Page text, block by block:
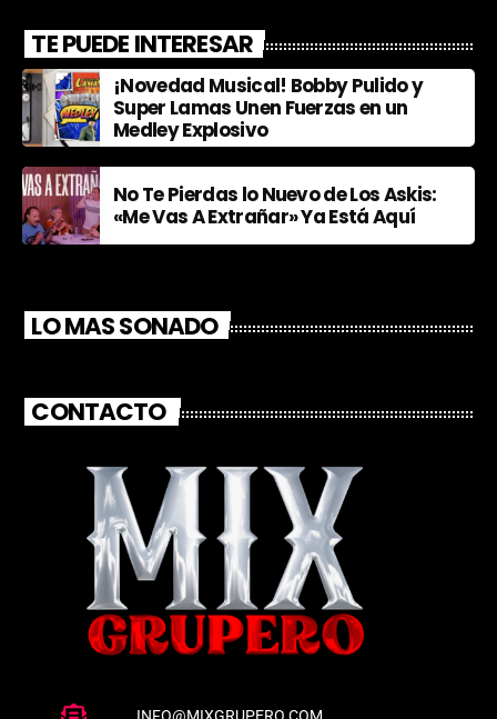
TE PUEDE INTERESAR
¡Novedad Musical! Bobby Pulido y
Super Lamas Unen Fuerzas en un
Medley Explosivo
No Te Pierdas lo Nuevo de Los Askis:
«Me Vas A Extrañar» Ya Está Aquí
LO MAS SONADO
CONTACTO